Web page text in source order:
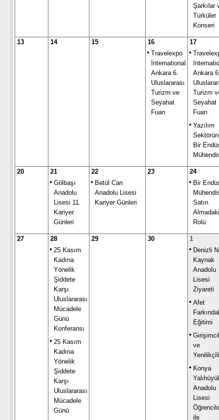
Şarkılar
Türküler
Konseri
13 14 15
16
Travelexpo
International
Ankara 6.
Uluslararası
Turizm ve
Seyahat
Fuarı
17
Ankara
Turizm
Seyahat
Fuarı
Yazılım
Bir
20
21
Gölbaşı
Anadolu
Lisesi 11.
Kariyer
Günleri
22
Betül Can
Anadolu Lisesi
Kariyer Günleri
23
24
Bir
Satın
Almadaki
Rolü
27
28
25 Kasım
Kadına
Yönelik
Şiddete
Karşı
Uluslararası
Mücadele
Günü
Konferansı
25 Kasım
Kadına
Yönelik
Şiddete
Karşı
Uluslararası
Mücadele
Günü
29 30
1
Denizli
Kaynak
Anadolu
Lisesi
Ziyareti
Afet
Eğitimi
ve
Konya
Anadolu
Lisesi
ile